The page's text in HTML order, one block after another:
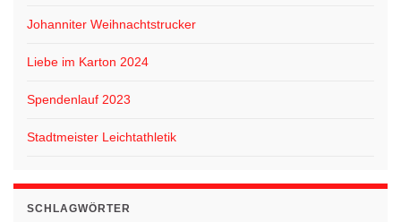
Johanniter Weihnachtstrucker
Liebe im Karton 2024
Spendenlauf 2023
Stadtmeister Leichtathletik
SCHLAGWÖRTER